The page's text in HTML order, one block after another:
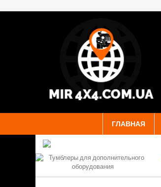
ГЛАВНАЯ